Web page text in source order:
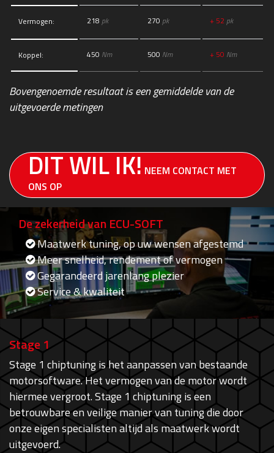
Vermogen: 218 pk 270 pk + 52 pk
Koppel: 450 Nm 500 Nm + 50 Nm
Bovengenoemde resultaat is een gemiddelde van de
uitgevoerde metingen
DIT WIL IK! NEEM CONTACT MET
ONS OP
De zekerheid van ECU-SOFT
Maatwerk tuning, op uw wensen afgestemd
Meer snelheid, rendement of vermogen
Gegarandeerd jarenlang plezier
Service & kwaliteit
Stage 1
Stage 1 chiptuning is het aanpassen van bestaande
motorsoftware. Het vermogen van de motor wordt
hiermee vergroot. Stage 1 chiptuning is een
betrouwbare en veilige manier van tuning die door
onze eigen specialisten altijd als maatwerk wordt
uitgevoerd.